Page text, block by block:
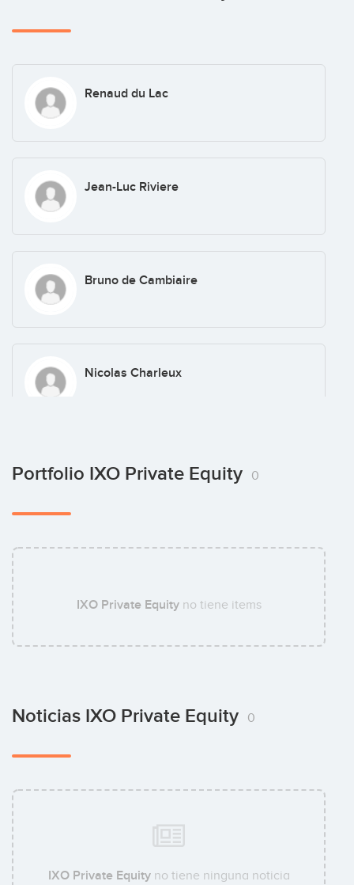
Renaud du Lac
Jean-Luc Riviere
Bruno de Cambiaire
Nicolas Charleux
Alexandre Sagon
Rémi Chériaux
Portfolio IXO Private Equity 0
IXO Private Equityno tiene items
Noticias IXO Private Equity 0
IXO Private Equityno tiene ninguna noticia